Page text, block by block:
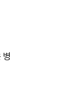
병